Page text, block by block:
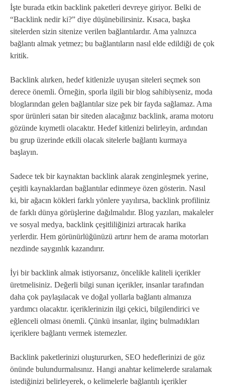
İşte burada etkin backlink paketleri devreye giriyor. Belki de
“Backlink nedir ki?” diye düşünebilirsiniz. Kısaca, başka
sitelerden sizin sitenize verilen bağlantılardır. Ama yalnızca
bağlantı almak yetmez; bu bağlantıların nasıl elde edildiği de çok
kritik.
Backlink alırken, hedef kitlenizle uyuşan siteleri seçmek son
derece önemli. Örneğin, sporla ilgili bir blog sahibiyseniz, moda
bloglarından gelen bağlantılar size pek bir fayda sağlamaz. Ama
spor ürünleri satan bir siteden alacağınız backlink, arama motoru
gözünde kıymetli olacaktır. Hedef kitlenizi belirleyin, ardından
bu grup üzerinde etkili olacak sitelerle bağlantı kurmaya
başlayın.
Sadece tek bir kaynaktan backlink alarak zenginleşmek yerine,
çeşitli kaynaklardan bağlantılar edinmeye özen gösterin. Nasıl
ki, bir ağacın kökleri farklı yönlere yayılırsa, backlink profiliniz
de farklı dünya görüşlerine dağılmalıdır. Blog yazıları, makaleler
ve sosyal medya, backlink çeşitliliğinizi artıracak harika
yerlerdir. Hem görünürlüğünüzü artırır hem de arama motorları
nezdinde saygınlık kazandırır.
İyi bir backlink almak istiyorsanız, öncelikle kaliteli içerikler
üretmelisiniz. Değerli bilgi sunan içerikler, insanlar tarafından
daha çok paylaşılacak ve doğal yollarla bağlantı almanıza
yardımcı olacaktır. içeriklerinizin ilgi çekici, bilgilendirici ve
eğlenceli olması önemli. Çünkü insanlar, ilginç bulmadıkları
içeriklere bağlantı vermek istemezler.
Backlink paketlerinizi oluştururken, SEO hedeflerinizi de göz
önünde bulundurmalısınız. Hangi anahtar kelimelerde sıralamak
istediğinizi belirleyerek, o kelimelerle bağlantılı içerikler